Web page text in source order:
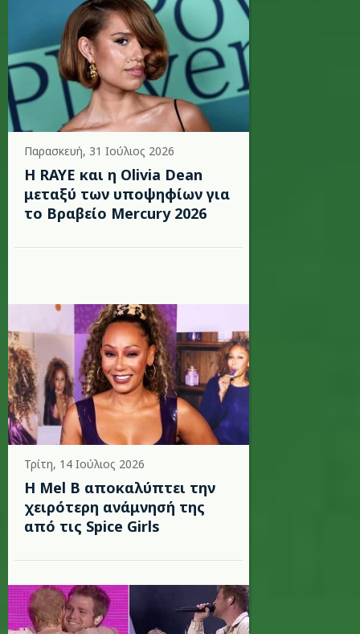
Παρασκευή, 31 Ιούλιος 2026
Η RAYE και η Olivia Dean
μεταξύ των υποψηφίων για
το Βραβείο Mercury 2026
Τρίτη, 14 Ιούλιος 2026
Η Mel B αποκαλύπτει την
χειρότερη ανάμνησή της
από τις Spice Girls